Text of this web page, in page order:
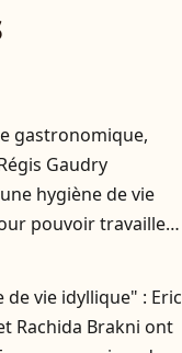
gastronomique,
Gaudry
hygiène de vie
pouvoir travailler
de vie idyllique" : Eric
Rachida Brakni ont